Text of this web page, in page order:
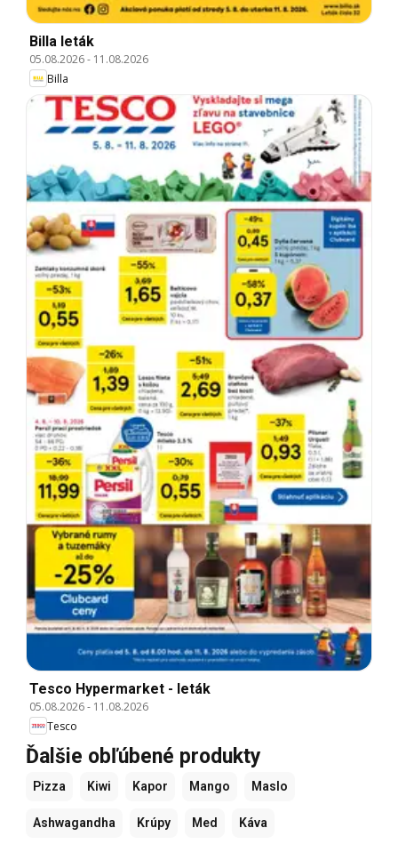
Billa leták
05.08.2026- 11.08.2026
Billa
Tesco Hypermarket - leták
05.08.2026- 11.08.2026
Tesco
Ďalšie obľúbené produkty
Pizza Kiwi Kapor Mango Maslo
Ashwagandha Krúpy Med Káva